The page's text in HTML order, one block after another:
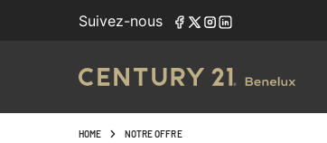
Suivez-nous
HOME NOTRE OFFRE
Navigated to Maison à vendre à Lasne (1380,